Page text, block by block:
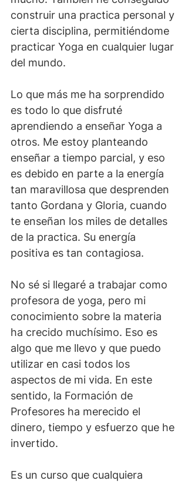
construir una practica personal y
cierta disciplina, permitiéndome
practicar Yoga en cualquier lugar
del mundo.
Lo que más me ha sorprendido
es todo lo que disfruté
aprendiendo a enseñar Yoga a
otros. Me estoy planteando
enseñar a tiempo parcial, y eso
es debido en parte a la energía
tan maravillosa que desprenden
tanto Gordana y Gloria, cuando
te enseñan los miles de detalles
de la practica. Su energía
positiva es tan contagiosa.
No sé si llegaré a trabajar como
profesora de yoga, pero mi
conocimiento sobre la materia
ha crecido muchísimo. Eso es
algo que me llevo y que puedo
utilizar en casi todos los
aspectos de mi vida. En este
sentido, la Formación de
Profesores ha merecido el
dinero, tiempo y esfuerzo que he
invertido.
Es un curso que cualquiera